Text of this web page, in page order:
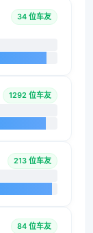
34 位车友
1292 位车友
213 位车友
84 位车友